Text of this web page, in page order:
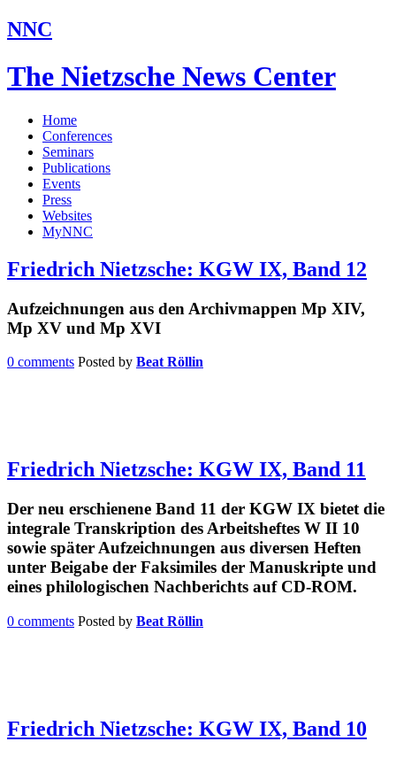
NNC
The Nietzsche News Center
Home
Conferences
Seminars
Publications
Events
Press
Websites
MyNNC
Friedrich Nietzsche: KGW IX, Band 12
Aufzeichnungen aus den Archivmappen Mp XIV,
Mp XV und Mp XVI
0 comments Posted by Beat Röllin
Friedrich Nietzsche: KGW IX, Band 11
Der neu erschienene Band 11 der KGW IX bietet die
integrale Transkription des Arbeitsheftes W II 10
sowie später Aufzeichnungen aus diversen Heften
unter Beigabe der Faksimiles der Manuskripte und
eines philologischen Nachberichts auf CD-ROM.
0 comments Posted by Beat Röllin
Friedrich Nietzsche: KGW IX, Band 10